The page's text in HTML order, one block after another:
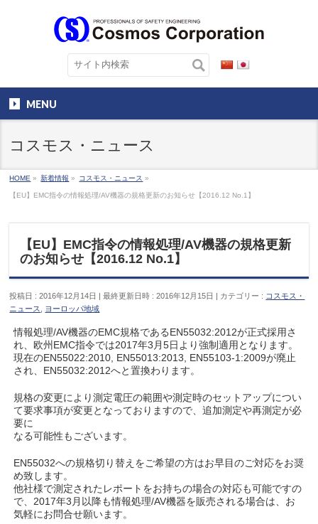
MENU
コスモス・ニュース
HOME » 新着情報 » コスモス・ニュース »
【EU】EMC指令の情報処理/AV機器の規格更新のお知らせ【2016.12 No.1】
【EU】EMC指令の情報処理/AV機器の規格更新
のお知らせ【2016.12 No.1】
投稿日 : 2016年12月14日 最終更新日時 : 2016年12月15日 カテゴリー : コスモス・
ニュース
ヨーロッパ地域
情報処理/AV機器のEMC規格であるEN55032:2012が正式採用さ
れ、欧州EMC指令では2017年3月5日より強制適用となります。
現在のEN55022:2010, EN55013:2013, EN55103-1:2009が廃止
され、EN55032:2012へと置換わります。
規格の変更により測定電圧の範囲や測定時のセットアップについ
て要求事項が変更となっておりますので、追加測定や再測定が必
要に
なる可能性もございます。
EN55032への規格切り替えをご希望の方はお早目のご対応をお奨
め致します。
他社様で測定されたレポートをお持ちの場合の対応も可能ですの
で、2017年3月以降も情報処理/AV機器を販売される場合は、お
気軽にお問合せ願います。